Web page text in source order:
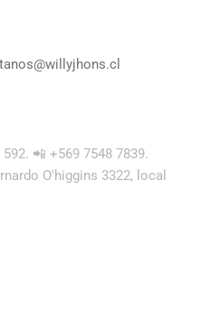
📲 +569 7548 7839.
O'higgins 3322, local